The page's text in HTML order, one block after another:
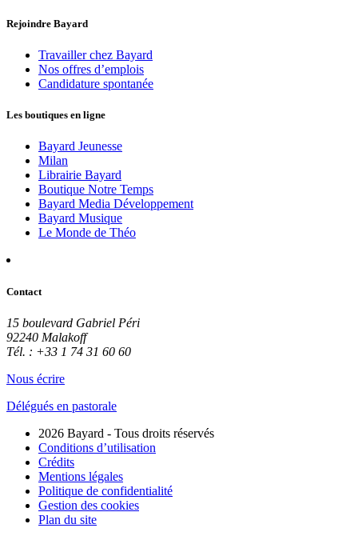
Rejoindre Bayard
Travailler chez Bayard
Nos offres d’emplois
Candidature spontanée
Les boutiques en ligne
Bayard Jeunesse
Milan
Librairie Bayard
Boutique Notre Temps
Bayard Media Développement
Bayard Musique
Le Monde de Théo
Contact
15 boulevard Gabriel Péri
92240 Malakoff
Tél. : +33 1 74 31 60 60
Nous écrire
Délégués en pastorale
2026 Bayard - Tous droits réservés
Conditions d’utilisation
Crédits
Mentions légales
Politique de confidentialité
Gestion des cookies
Plan du site